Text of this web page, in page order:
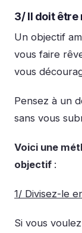
3/ Il doit être
Un objectif
vous faire
vous
Pensez à un
sans vous
Voici une
objectif :
1/ Divisez-le
Si vous